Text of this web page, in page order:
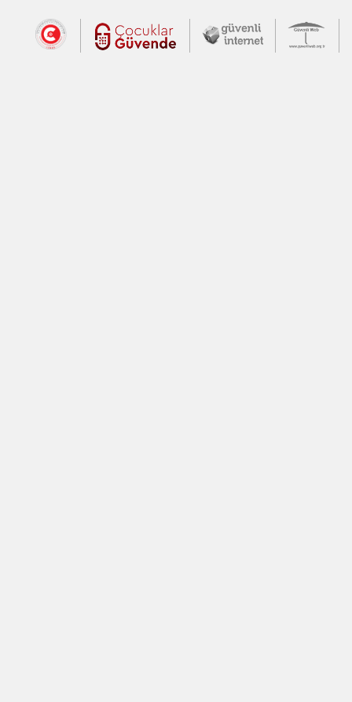
Dış Bağlantılar
Cumhurbaşkanlığı İletişim Merkezi
Çocuklar Güvende (yeni
Güvenli